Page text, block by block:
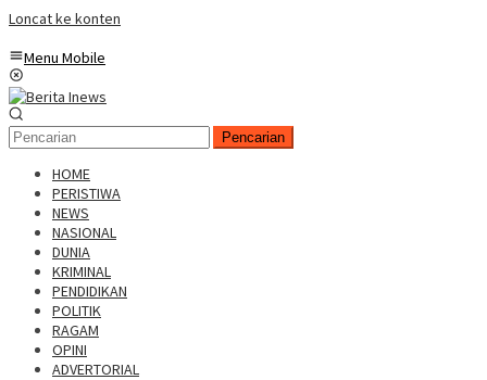
Loncat ke konten
Menu Mobile
Pencarian
HOME
PERISTIWA
NEWS
NASIONAL
DUNIA
KRIMINAL
PENDIDIKAN
POLITIK
RAGAM
OPINI
ADVERTORIAL